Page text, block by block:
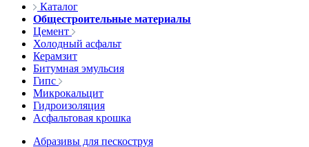
Каталог
Общестроительные материалы
Цемент
Холодный асфальт
Керамзит
Битумная эмульсия
Гипс
Микрокальцит
Гидроизоляция
Асфальтовая крошка
Абразивы для пескоструя